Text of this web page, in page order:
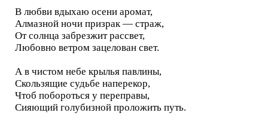
В любви вдыхаю осени аромат,
Алмазной ночи призрак — страж,
От солнца забрезжит рассвет,
Любовно ветром зацелован свет.
А в чистом небе крылья павлины,
Скользящие судьбе наперекор,
Чтоб побороться у переправы,
Сияющий голубизной проложить путь.